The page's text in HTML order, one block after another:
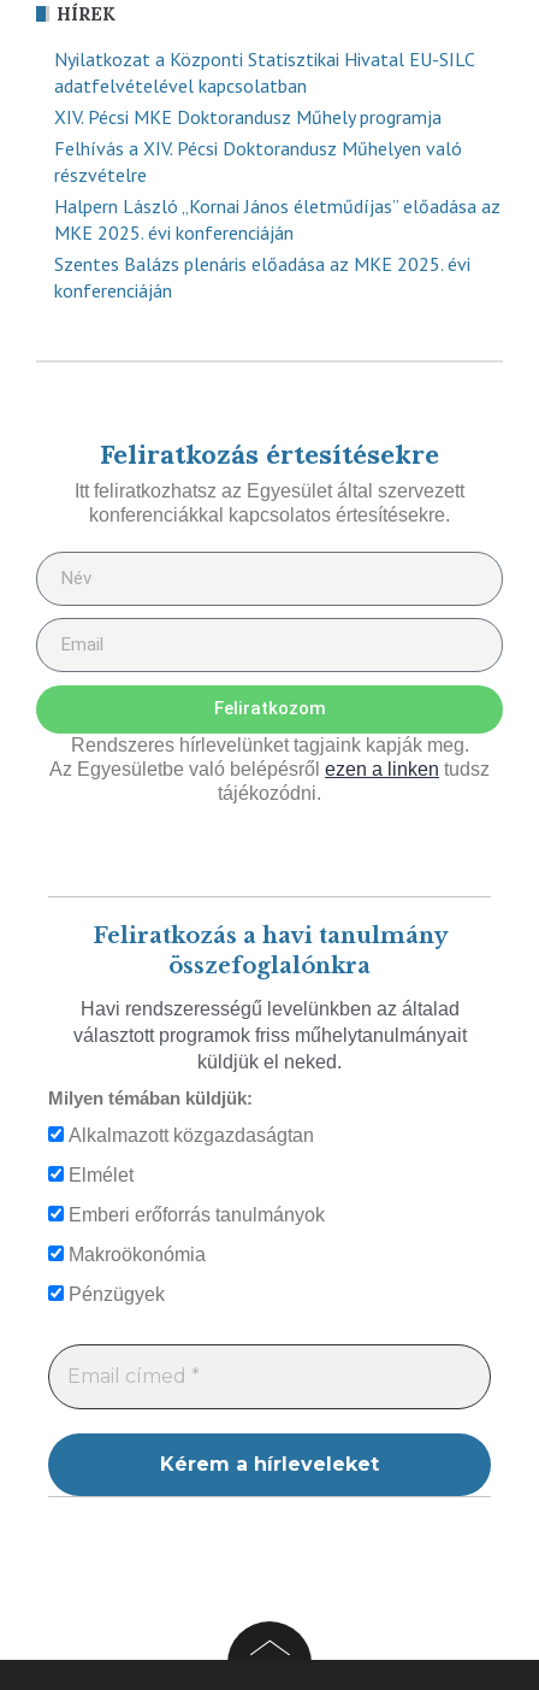
HÍREK
Nyilatkozat a Központi Statisztikai Hivatal EU-SILC
adatfelvételével kapcsolatban
XIV. Pécsi MKE Doktorandusz Műhely programja
Felhívás a XIV. Pécsi Doktorandusz Műhelyen való
részvételre
Halpern László „Kornai János életműdíjas” előadása az
MKE 2025. évi konferenciáján
Szentes Balázs plenáris előadása az MKE 2025. évi
konferenciáján
Feliratkozás értesítésekre
Itt feliratkozhatsz az Egyesület által szervezett
konferenciákkal kapcsolatos értesítésekre.
Feliratkozom
Rendszeres hírlevelünket tagjaink kapják meg.
Az Egyesületbe való belépésről ezen a linken tudsz
tájékozódni.
Feliratkozás a havi tanulmány
összefoglalónkra
Havi rendszerességű levelünkben az általad
választott programok friss műhelytanulmányait
küldjük el neked.
Milyen témában küldjük:
Alkalmazott közgazdaságtan
Elmélet
Emberi erőforrás tanulmányok
Makroökonómia
Pénzügyek